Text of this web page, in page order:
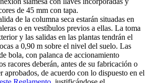
de 45 mm con tapa.
de la columna seca estarán situadas en
o en vestíbulos previos a ellas. La toma
y las salidas en las plantas tendrán el
a 0,90 m sobre el nivel del suelo. Las
bola, con palanca de accionamiento
racores deberán, antes de su fabricación o
aprobados, de acuerdo con lo dispuesto en el